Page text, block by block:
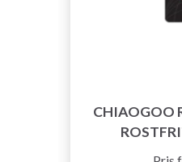
CHIAOGOO